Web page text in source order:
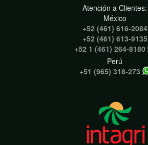
Atención a Clientes:
México
+52 (461) 616-2084
+52 (461) 613-9135
+52 1 (461) 264-8180
Perú
+51 (965) 318-273